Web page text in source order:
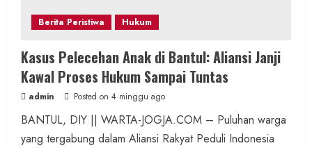
Berita Peristiwa Hukum
Kasus Pelecehan Anak di Bantul: Aliansi Janji
Kawal Proses Hukum Sampai Tuntas
admin Posted on 4 minggu ago
BANTUL, DIY || WARTA-JOGJA.COM – Puluhan warga
yang tergabung dalam Aliansi Rakyat Peduli Indonesia